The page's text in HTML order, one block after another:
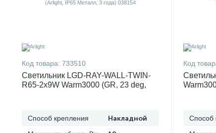
Код товара: 733510
Светильник LGD-RAY-WALL-TWIN-
R65-2x9W Warm3000 (GR, 23 deg,
Способ крепления Накладной
Код
Способ